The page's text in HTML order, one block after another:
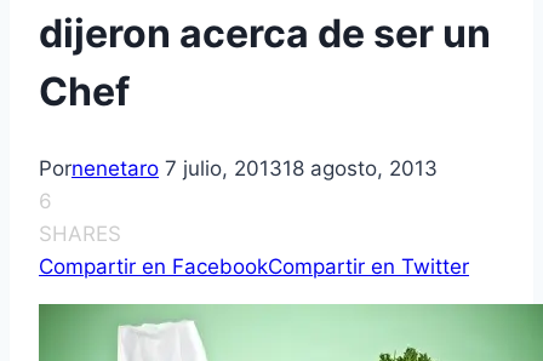
dijeron acerca de ser un
Chef
Pornenetaro 7 julio, 201318 agosto, 2013
6
SHARES
Compartir en FacebookCompartir en Twitter